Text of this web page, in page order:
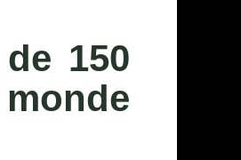
150